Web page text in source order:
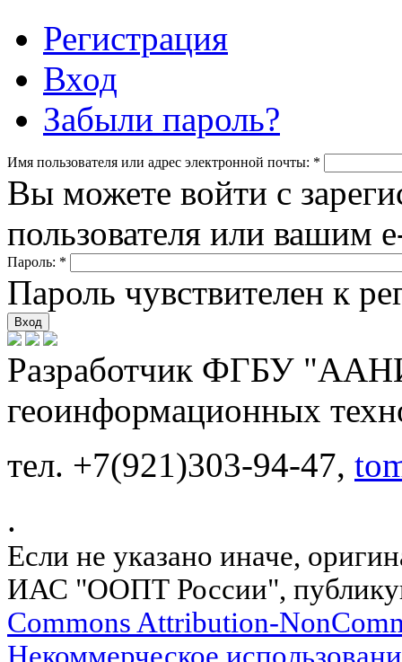
Регистрация
Вход
Забыли пароль?
Имя пользователя или адрес электронной почты: *
Вы можете войти с
пользователя или вашим
Пароль: *
Пароль чувствителен к
Разработчик ФГБУ
геоинформационных
тел. +7(921)303-94-47,
.
Если не указано иначе,
ИАС "ООПТ России",
Commons Attribution-
Некоммерческое